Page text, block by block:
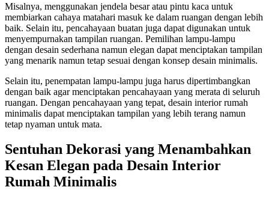
Misalnya, menggunakan jendela besar atau pintu kaca untuk
membiarkan cahaya matahari masuk ke dalam ruangan dengan lebih
baik. Selain itu, pencahayaan buatan juga dapat digunakan untuk
menyempurnakan tampilan ruangan. Pemilihan lampu-lampu
dengan desain sederhana namun elegan dapat menciptakan tampilan
yang menarik namun tetap sesuai dengan konsep desain minimalis.
Selain itu, penempatan lampu-lampu juga harus dipertimbangkan
dengan baik agar menciptakan pencahayaan yang merata di seluruh
ruangan. Dengan pencahayaan yang tepat, desain interior rumah
minimalis dapat menciptakan tampilan yang lebih terang namun
tetap nyaman untuk mata.
Sentuhan Dekorasi yang Menambahkan
Kesan Elegan pada Desain Interior
Rumah Minimalis